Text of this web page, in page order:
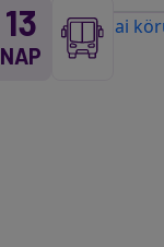
13
NAP